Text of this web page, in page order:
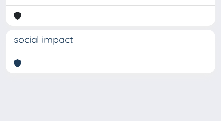
social impact